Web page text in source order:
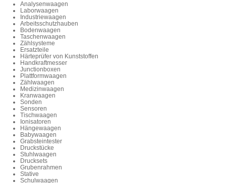
Analysenwaagen
Laborwaagen
Industriewaagen
Arbeitsschutzhauben
Bodenwaagen
Taschenwaagen
Zählsysteme
Ersatzteile
Härteprüfer von Kunststoffen
Handkraftmesser
Junctionboxen
Plattformwaagen
Zählwaagen
Medizinwaagen
Kranwaagen
Sonden
Sensoren
Tischwaagen
Ionisatoren
Hängewaagen
Babywaagen
Grabsteintester
Druckstücke
Stuhlwaagen
Drucksets
Grubenrahmen
Stative
Schulwaagen